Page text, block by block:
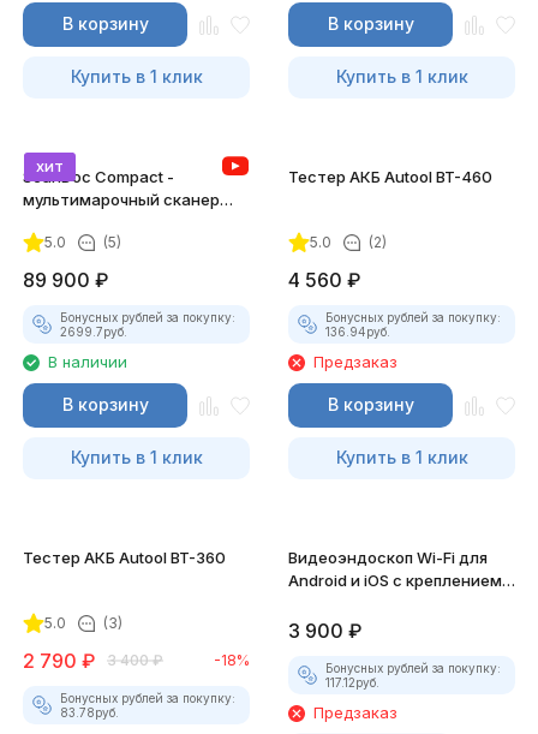
В корзину
Купить в 1 клик
В корзину
Купить в 1 клик
хит
ScanDoc Compact -
мультимарочный сканер
5.0 (5)
89 900 ₽
Бонусных рублей за покупку:
2699.7руб.
В наличии
В корзину
Купить в 1 клик
Тестер АКБ Autool BT-460
5.0 (2)
4 560 ₽
Бонусных рублей за покупку:
136.94руб.
Предзаказ
В корзину
Купить в 1 клик
Тестер АКБ Autool BT-360
5.0 (3)
2 790 ₽ 3 400 ₽ -18%
Бонусных рублей за покупку:
83.78руб.
Видеоэндоскоп Wi-Fi для
Android и iOS с креплением
3 900 ₽
Бонусных рублей за покупку:
117.12руб.
Предзаказ